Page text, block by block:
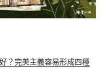
？完美主義容易形成四種